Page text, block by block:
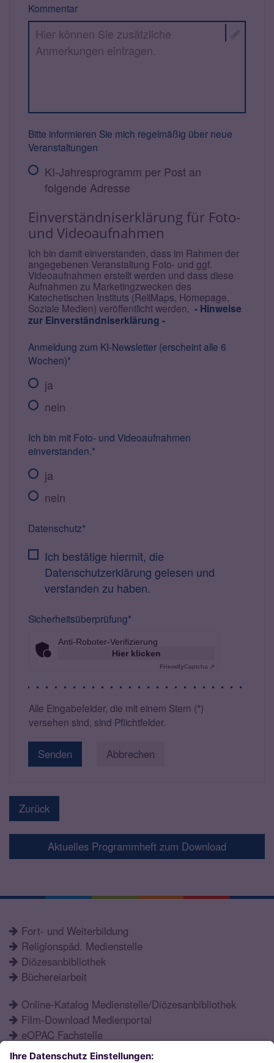
Kommentar
Bitte informieren Sie mich regelmäßig über neue
Veranstaltungen
KI-Jahresprogramm per Post an
folgende Adresse
Einverständniserklärung für Foto-
und Videoaufnahmen
Ich bin damit einverstanden, dass im Rahmen der
angegebenen Veranstaltung Foto- und ggf.
Videoaufnahmen erstellt werden und dass diese
Aufnahmen zu Marketingzwecken des
Katechetischen Instituts (ReliMaps, Homepage,
Soziale Medien) veröffentlicht werden. - Hinweise
zur Einverständniserklärung -
Anmeldung zum KI-Newsletter (erscheint alle 6
Wochen)*
ja
nein
Ich bin mit Foto- und Videoaufnahmen
einverstanden.*
ja
nein
Datenschutz*
Ich bestätige hiermit, die
Datenschutzerklärung gelesen und
verstanden zu haben.
Sicherheitsüberprüfung*
Anti-Roboter-Verifizierung
Hier klicken
FriendlyCaptcha ⇗
Alle Eingabefelder, die mit einem Stern (*)
versehen sind, sind Pflichtfelder.
Abbrechen
Zurück
Aktuelles Programmheft zum Download
Fort- und Weiterbildung
Religionspäd. Medienstelle
Diözesanbibliothek
Büchereiarbeit
Online-Katalog Medienstelle/Diözesanbibliothek
Film-Download Medienportal
eOPAC Fachstelle